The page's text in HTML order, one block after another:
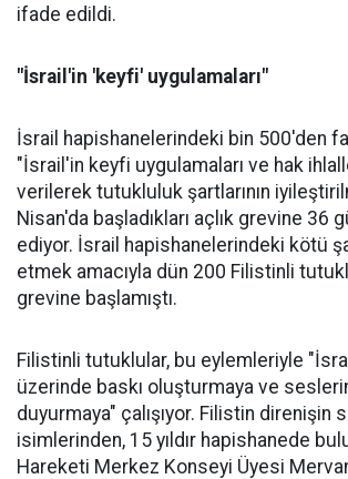
ifade edildi.
"İsrail'in 'keyfi' uygulamaları"
İsrail hapishanelerindeki bin 500'den
"İsrail'in keyfi uygulamaları ve hak
verilerek tutukluluk şartlarının
Nisan'da başladıkları açlık grevine 36
ediyor. İsrail hapishanelerindeki kötü
etmek amacıyla dün 200 Filistinli
grevine başlamıştı.
Filistinli tutuklular, bu eylemleriyle
üzerinde baskı oluşturmaya ve
duyurmaya" çalışıyor. Filistin direnişin
isimlerinden, 15 yıldır hapishanede
Hareketi Merkez Konseyi Üyesi